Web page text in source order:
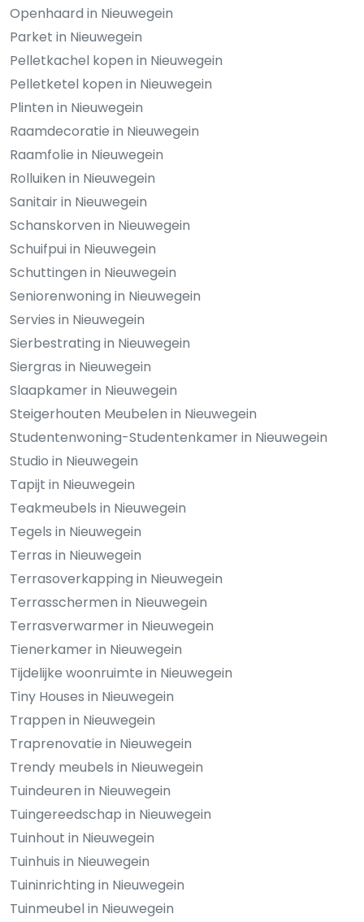
Openhaard in Nieuwegein
Parket in Nieuwegein
Pelletkachel kopen in Nieuwegein
Pelletketel kopen in Nieuwegein
Plinten in Nieuwegein
Raamdecoratie in Nieuwegein
Raamfolie in Nieuwegein
Rolluiken in Nieuwegein
Sanitair in Nieuwegein
Schanskorven in Nieuwegein
Schuifpui in Nieuwegein
Schuttingen in Nieuwegein
Seniorenwoning in Nieuwegein
Servies in Nieuwegein
Sierbestrating in Nieuwegein
Siergras in Nieuwegein
Slaapkamer in Nieuwegein
Steigerhouten Meubelen in Nieuwegein
Studentenwoning-Studentenkamer in Nieuwegein
Studio in Nieuwegein
Tapijt in Nieuwegein
Teakmeubels in Nieuwegein
Tegels in Nieuwegein
Terras in Nieuwegein
Terrasoverkapping in Nieuwegein
Terrasschermen in Nieuwegein
Terrasverwarmer in Nieuwegein
Tienerkamer in Nieuwegein
Tijdelijke woonruimte in Nieuwegein
Tiny Houses in Nieuwegein
Trappen in Nieuwegein
Traprenovatie in Nieuwegein
Trendy meubels in Nieuwegein
Tuindeuren in Nieuwegein
Tuingereedschap in Nieuwegein
Tuinhout in Nieuwegein
Tuinhuis in Nieuwegein
Tuininrichting in Nieuwegein
Tuinmeubel in Nieuwegein